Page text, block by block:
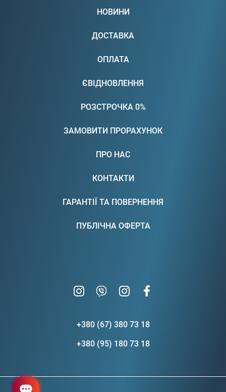
НОВИНИ
ДОСТАВКА
ОПЛАТА
ЄВІДНОВЛЕННЯ
РОЗСТРОЧКА 0%
ЗАМОВИТИ ПРОРАХУНОК
ПРО НАС
КОНТАКТИ
ГАРАНТІЇ ТА ПОВЕРНЕННЯ
ПУБЛІЧНА ОФЕРТА
+380 (67) 380 73 18
+380 (95) 180 73 18